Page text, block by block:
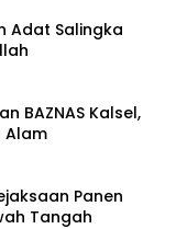
Adat Salingka
BAZNAS Kalsel,
Alam
Panen
Tangah